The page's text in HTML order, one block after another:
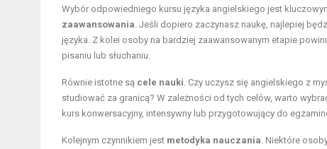
Wybór odpowiedniego kursu języka angielskiego jest
zaawansowania . Jeśli dopiero zaczynasz naukę, najlepiej
języka. Z kolei osoby na bardziej zaawansowanym etapie
pisaniu lub słuchaniu.
Równie istotne są cele nauki . Czy uczysz się angielskiego z
studiować za granicą? W zależności od tych celów, warto
kurs konwersacyjny, intensywny lub przygotowujący do
Kolejnym czynnikiem jest metodyka nauczania . Niektóre